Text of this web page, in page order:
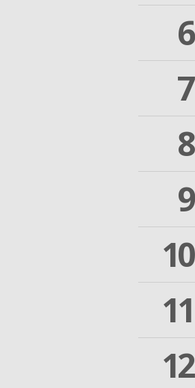
6
7
8
9
10
11
12